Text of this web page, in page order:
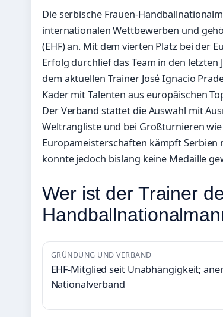
Die serbische Frauen-
internationalen Wettbewerben und
(EHF) an. Mit dem vierten Platz bei der
Erfolg durchlief das Team in den
dem aktuellen Trainer José Ignacio
Kader mit Talenten aus europäischen
Der Verband stattet die Auswahl mit
Weltrangliste und bei Großturnieren
Europameisterschaften kämpft
konnte jedoch bislang keine Medaille
Wer ist der Trainer
GRÜNDUNG UND VERBAND
EHF-Mitglied seit Unabhängigkeit;
Nationalverband